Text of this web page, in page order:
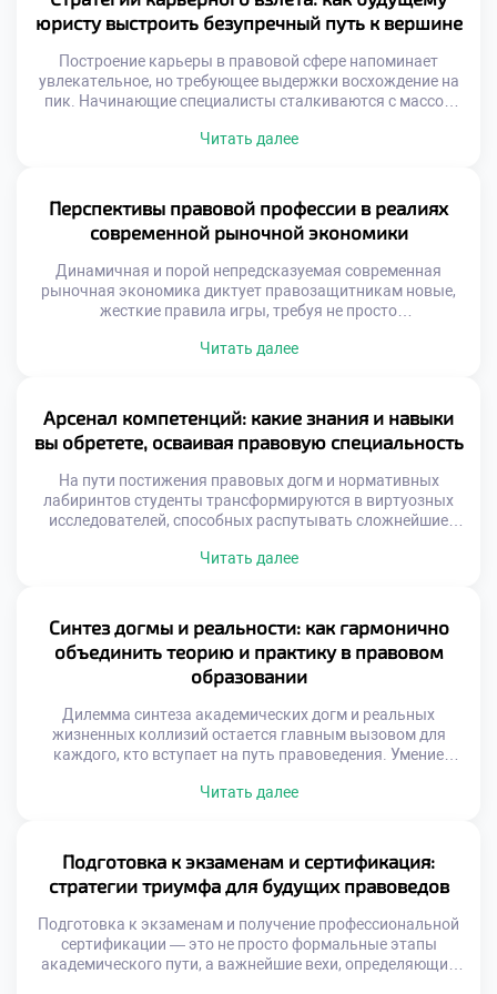
техникуме закладывает первые […]
юристу выстроить безупречный путь к вершине
Построение карьеры в правовой сфере напоминает
увлекательное, но требующее выдержки восхождение на
пик. Начинающие специалисты сталкиваются с массой
выстраивания надежной сети профессиональных
фундаментом, который позволяет студентам не просто
усваивать теорию, а с первых курсов закладывать
алгоритмы своего […]
Читать далее
Перспективы правовой профессии в реалиях
современной рыночной экономики
Динамичная и порой непредсказуемая современная
рыночная экономика диктует правозащитникам новые,
жесткие правила игры, требуя не просто
адаптивности. В эпоху, когда классическое право
ключевого архитектора инноваций. Именно поэтому
качественное обучение в московском техникуме
становится тем самым стратегическим активом, который
Читать далее
Арсенал компетенций: какие знания и навыки
вы обретете, осваивая правовую специальность
На пути постижения правовых догм и нормативных
лабиринтов студенты трансформируются в виртуозных
исследователей, способных распутывать сложнейшие
тупиковых ситуаций. Профессия адвоката, судьи или
ведения переговоров, безупречную защиту интересов и
искусство построения неопровержимой аргументации.
Именно поэтому качественное обучение в […]
Читать далее
Синтез догмы и реальности: как гармонично
объединить теорию и практику в правовом
образовании
Дилемма синтеза академических догм и реальных
жизненных коллизий остается главным вызовом для
каждого, кто вступает на путь правоведения. Умение
судебной практикой отличает настоящего мастера от
надежным трамплином, который позволяет будущим
экспертам с первых дней погружаться в […]
Читать далее
Подготовка к экзаменам и сертификация:
стратегии триумфа для будущих правоведов
Подготовка к экзаменам и получение профессиональной
сертификации — это не просто формальные этапы
академического пути, а важнейшие вехи, определяющие